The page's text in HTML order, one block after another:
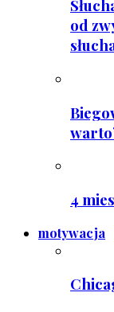
od
4
motywacja